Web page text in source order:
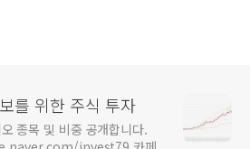
를 위한 주식 투자
종목 및 비중 공개합니다.